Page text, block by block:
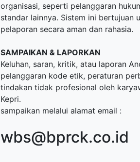
organisasi, seperti pelanggaran
standar lainnya. Sistem ini bertujuan
pelaporan secara aman dan rahasia.
SAMPAIKAN & LAPORKAN
Keluhan, saran, kritik, atau laporan
pelanggaran kode etik, peraturan
tindakan tidak profesional oleh
Kepri.
sampaikan melalui alamat email :
wbs@bprck.co.id